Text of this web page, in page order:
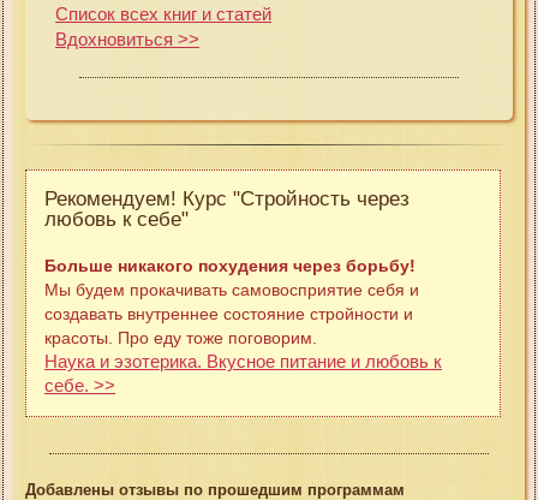
Список всех книг и статей
Вдохновиться >>
Рекомендуем! Курс "Стройность через
любовь к себе"
Больше никакого похудения через борьбу!
Мы будем прокачивать самовосприятие себя и
создавать внутреннее состояние стройности и
красоты. Про еду тоже поговорим.
Наука и эзотерика. Вкусное питание и любовь к
себе. >>
Добавлены отзывы по прошедшим программам